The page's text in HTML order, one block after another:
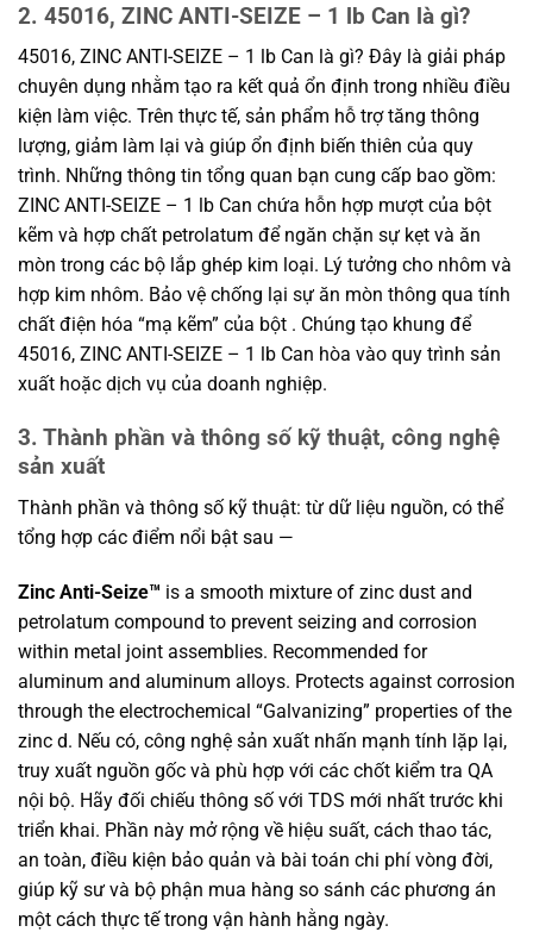
2. 45016, ZINC ANTI-SEIZE – 1 lb Can là gì?
45016, ZINC ANTI-SEIZE – 1 lb Can là gì? Đây là giải pháp
chuyên dụng nhằm tạo ra kết quả ổn định trong nhiều điều
kiện làm việc. Trên thực tế, sản phẩm hỗ trợ tăng thông
lượng, giảm làm lại và giúp ổn định biến thiên của quy
trình. Những thông tin tổng quan bạn cung cấp bao gồm:
ZINC ANTI-SEIZE – 1 lb Can chứa hỗn hợp mượt của bột
kẽm và hợp chất petrolatum để ngăn chặn sự kẹt và ăn
mòn trong các bộ lắp ghép kim loại. Lý tưởng cho nhôm và
hợp kim nhôm. Bảo vệ chống lại sự ăn mòn thông qua tính
chất điện hóa “mạ kẽm” của bột . Chúng tạo khung để
45016, ZINC ANTI-SEIZE – 1 lb Can hòa vào quy trình sản
xuất hoặc dịch vụ của doanh nghiệp.
3. Thành phần và thông số kỹ thuật, công nghệ
sản xuất
Thành phần và thông số kỹ thuật: từ dữ liệu nguồn, có thể
tổng hợp các điểm nổi bật sau —
Zinc Anti-Seize™ is a smooth mixture of zinc dust and
petrolatum compound to prevent seizing and corrosion
within metal joint assemblies. Recommended for
aluminum and aluminum alloys. Protects against corrosion
through the electrochemical “Galvanizing” properties of the
zinc d. Nếu có, công nghệ sản xuất nhấn mạnh tính lặp lại,
truy xuất nguồn gốc và phù hợp với các chốt kiểm tra QA
nội bộ. Hãy đối chiếu thông số với TDS mới nhất trước khi
triển khai. Phần này mở rộng về hiệu suất, cách thao tác,
an toàn, điều kiện bảo quản và bài toán chi phí vòng đời,
giúp kỹ sư và bộ phận mua hàng so sánh các phương án
một cách thực tế trong vận hành hằng ngày.